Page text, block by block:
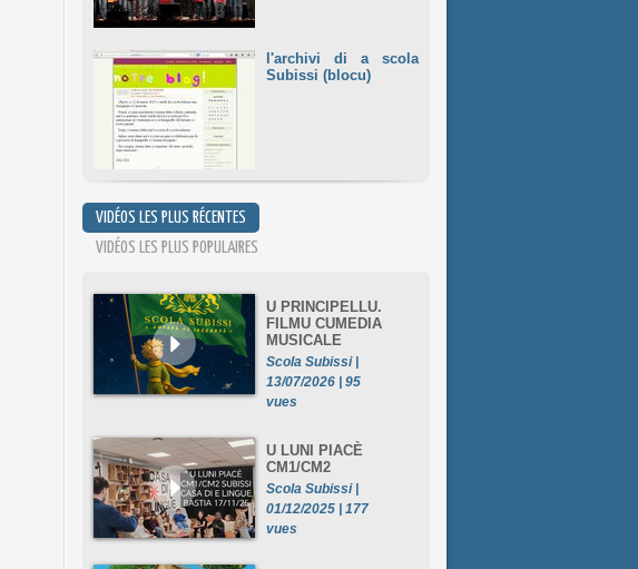
l'archivi di a scola
Subissi (blocu)
VIDÉOS LES PLUS RÉCENTES
VIDÉOS LES PLUS POPULAIRES
U PRINCIPELLU.
FILMU CUMEDIA
MUSICALE
Scola Subissi |
13/07/2026 | 95
vues
U LUNI PIACÈ
CM1/CM2
Scola Subissi |
01/12/2025 | 177
vues